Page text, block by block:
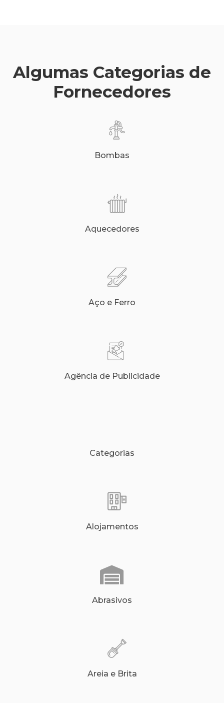
Algumas Categorias de
Fornecedores
Bombas
Aquecedores
Aço e Ferro
Agência de Publicidade
Categorias
Alojamentos
Abrasivos
Areia e Brita